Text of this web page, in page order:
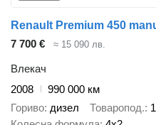
Renault Premium 450
7 700 €
≈ 15 090 лв.
Влекач
2008
990 000 км
Гориво дизел Товаропод.